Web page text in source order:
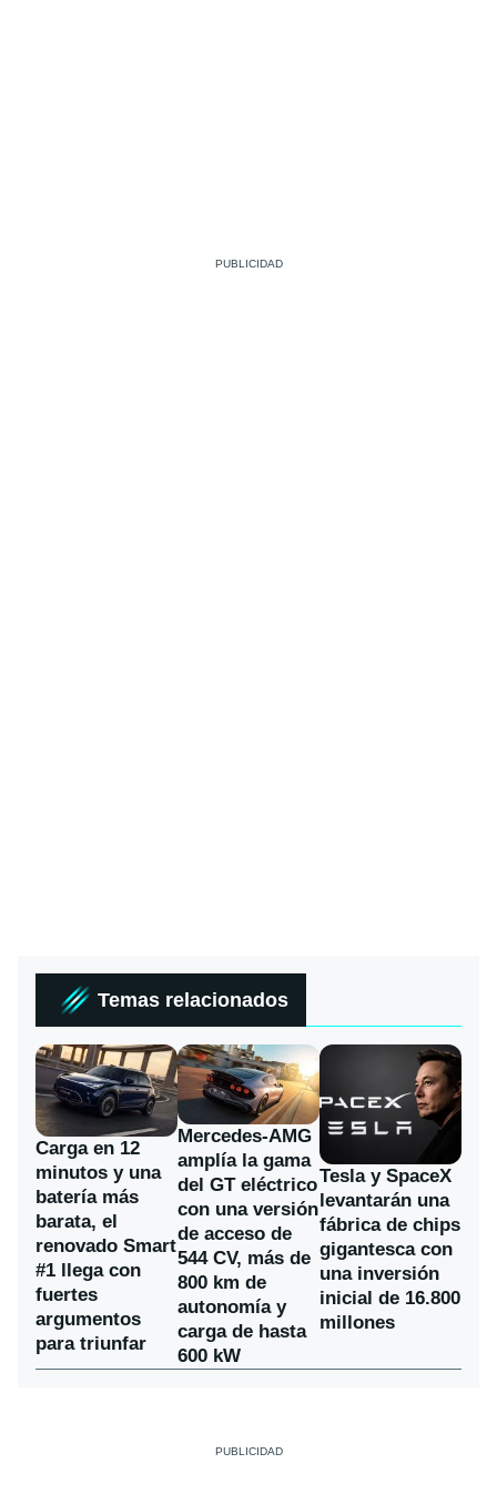
Temas relacionados
Carga en 12
minutos y una
batería más
barata, el
renovado Smart
#1 llega con
fuertes
argumentos
para triunfar
Mercedes-AMG
amplía la gama
del GT eléctrico
con una versión
de acceso de
544 CV, más de
800 km de
autonomía y
carga de hasta
600 kW
Tesla y SpaceX
levantarán una
fábrica de chips
gigantesca con
una inversión
inicial de 16.800
millones